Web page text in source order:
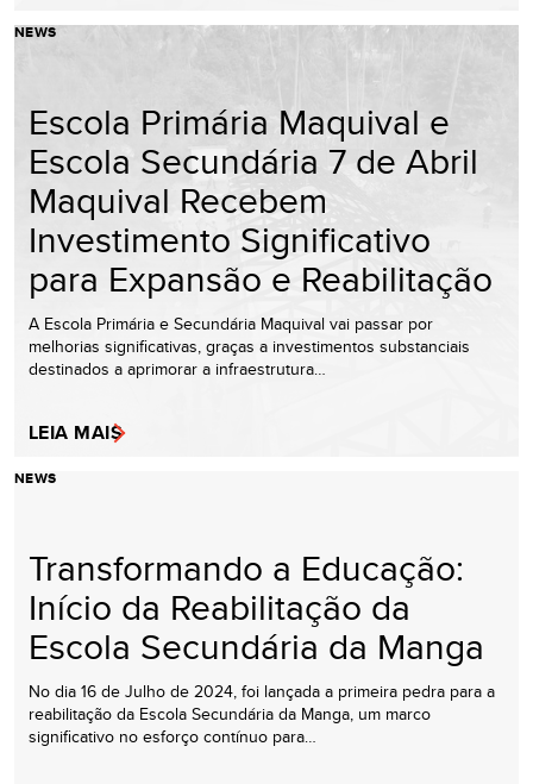
NEWS
Escola Primária Maquival e
Escola Secundária 7 de Abril
Maquival Recebem
Investimento Significativo
para Expansão e Reabilitação
A Escola Primária e Secundária Maquival vai passar por
melhorias significativas, graças a investimentos substanciais
destinados a aprimorar a infraestrutura…
LEIA MAIS
NEWS
Transformando a Educação:
Início da Reabilitação da
Escola Secundária da Manga
No dia 16 de Julho de 2024, foi lançada a primeira pedra para a
reabilitação da Escola Secundária da Manga, um marco
significativo no esforço contínuo para…